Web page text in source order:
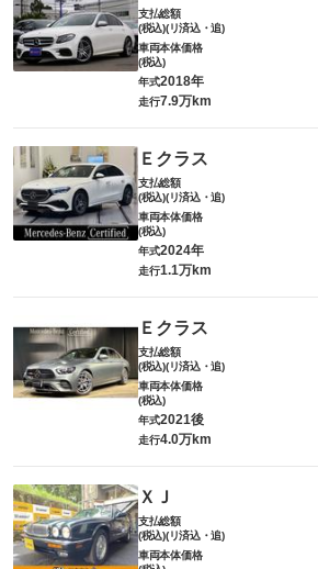
支払総額
(税込)(リ済込・追)
車両本体価格
(税込)
年式2018年
走行7.9万km
Ｅクラス
支払総額
(税込)(リ済込・追)
車両本体価格
(税込)
年式2024年
走行1.1万km
Ｅクラス
支払総額
(税込)(リ済込・追)
車両本体価格
(税込)
年式2021後
走行4.0万km
ＸＪ
支払総額
(税込)(リ済込・追)
車両本体価格